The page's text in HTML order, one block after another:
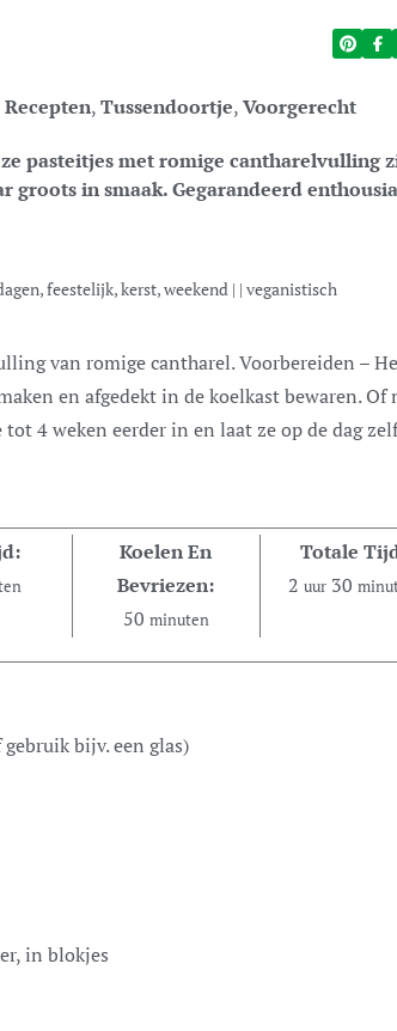
Recepten,Tussendoortje,Voorgerecht
pasteitjes met romige cantharel­vulling
groots in smaak. Gegarandeerd
feestelijk, kerst, weekend | | veganistisch
en afgedekt in de koelkast bewaren. Of
4 weken eerder in en laat ze op de dag zelf
Koelen En
Bevriezen:
50 minuten
Totale
2 uur 30
bijv. een glas)
in blokjes